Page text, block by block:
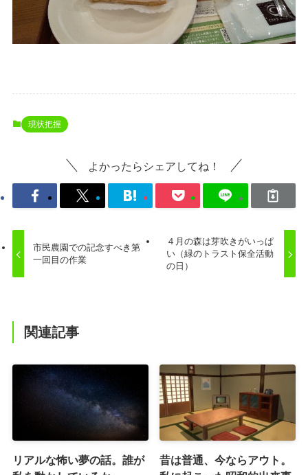
現状把握
よかったらシェアしてね！
市民農園での記念すべき第
一回目の作業
４月の森は芽吹きがいっぱ
い（緑のトラスト保全活動
の日）
関連記事
リアルな怖い夢の話。誰が
昔は普通、今ならアウト。